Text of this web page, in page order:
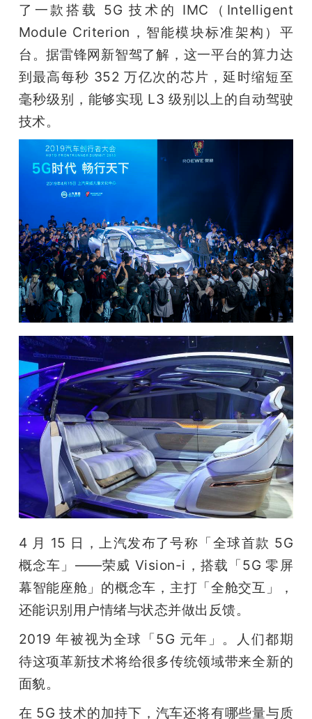
了一款搭载 5G 技术的 IMC（Intelligent
Module Criterion，智能模块标准架构）平
台。据雷锋网新智驾了解，这一平台的算力达
到最高每秒 352 万亿次的芯片，延时缩短至
毫秒级别，能够实现 L3 级别以上的自动驾驶
技术。
4 月 15 日，上汽发布了号称「全球首款 5G
概念车」——荣威 Vision-i，搭载「5G 零屏
幕智能座舱」的概念车，主打「全舱交互」，
还能识别用户情绪与状态并做出反馈。
2019 年被视为全球「5G 元年」。人们都期
待这项革新技术将给很多传统领域带来全新的
面貌。
在 5G 技术的加持下，汽车还将有哪些量与质